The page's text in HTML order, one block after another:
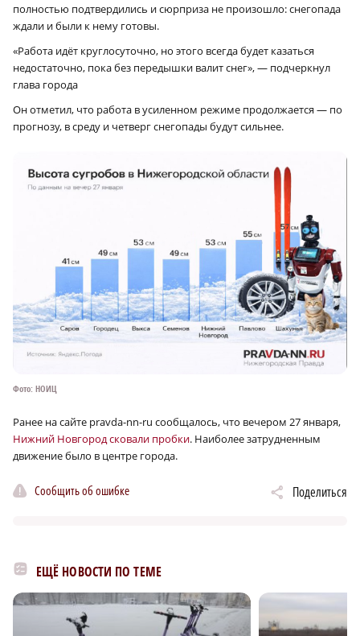
полностью подтвердились и сюрприза не произошло: снегопада
ждали и были к нему готовы.
«Работа идёт круглосуточно, но этого всегда будет казаться
недостаточно, пока без передышки валит снег», — подчеркнул
глава города
Он отметил, что работа в усиленном режиме продолжается — по
прогнозу, в среду и четверг снегопады будут сильнее.
Фото: НОИЦ
Ранее на сайте pravda-nn-ru сообщалось, что вечером 27 января,
Нижний Новгород сковали пробки. Наиболее затрудненным
движение было в центре города.
Сообщить об ошибке Поделиться
ЕЩЁ НОВОСТИ ПО ТЕМЕ